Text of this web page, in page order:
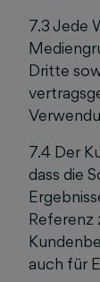
7.3 Jede
Dritte
7.4 Der
dass die
Referenz
auch für